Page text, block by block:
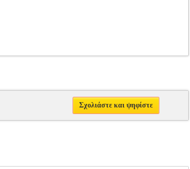
Σχολιάστε και ψηφίστε